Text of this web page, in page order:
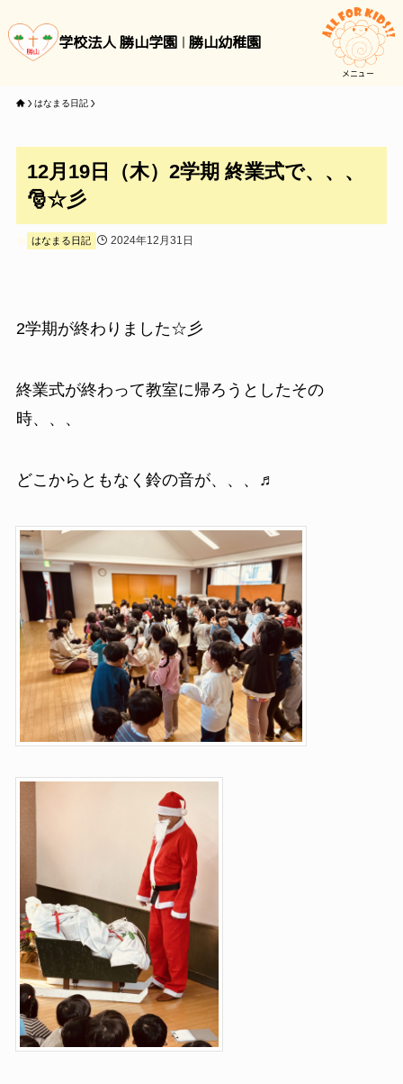
学校法人 勝山学園 勝山幼稚園
メニュー
はなまる日記
12月19日（木）2学期 終業式で、、、
🎅☆彡
はなまる日記 2024年12月31日
2学期が終わりました☆彡
終業式が終わって教室に帰ろうとしたその
時、、、
どこからともなく鈴の音が、、、♬